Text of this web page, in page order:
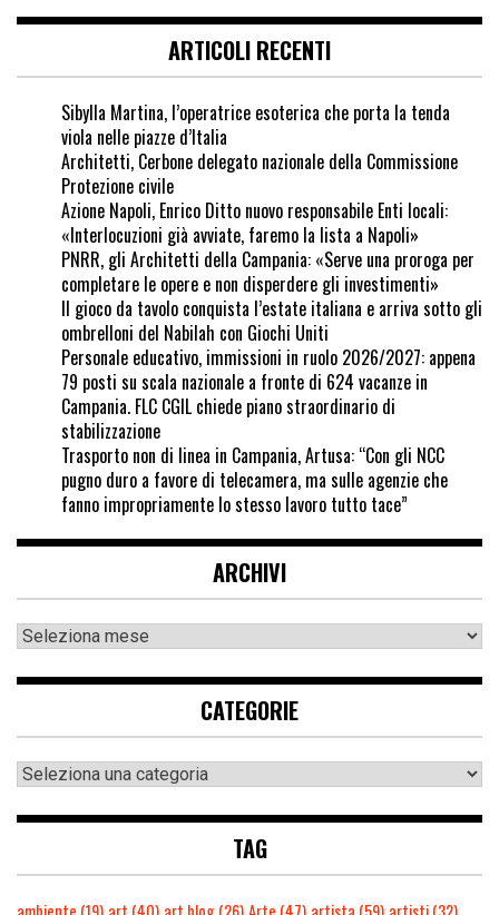
ARTICOLI RECENTI
Sibylla Martina, l’operatrice esoterica che porta la tenda
viola nelle piazze d’Italia
Architetti, Cerbone delegato nazionale della Commissione
Protezione civile
Azione Napoli, Enrico Ditto nuovo responsabile Enti locali:
«Interlocuzioni già avviate, faremo la lista a Napoli»
PNRR, gli Architetti della Campania: «Serve una proroga per
completare le opere e non disperdere gli investimenti»
Il gioco da tavolo conquista l’estate italiana e arriva sotto gli
ombrelloni del Nabilah con Giochi Uniti
Personale educativo, immissioni in ruolo 2026/2027: appena
79 posti su scala nazionale a fronte di 624 vacanze in
Campania. FLC CGIL chiede piano straordinario di
stabilizzazione
Trasporto non di linea in Campania, Artusa: “Con gli NCC
pugno duro a favore di telecamera, ma sulle agenzie che
fanno impropriamente lo stesso lavoro tutto tace”
ARCHIVI
CATEGORIE
TAG